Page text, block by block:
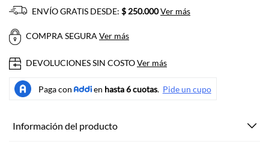
ENVÍO GRATIS DESDE: $ 250.000Ver más
COMPRA SEGURA Ver más
DEVOLUCIONES SIN COSTOVer más
Información del producto